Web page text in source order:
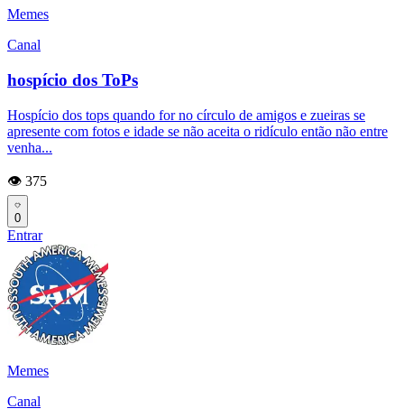
Memes
Canal
hospício dos ToPs
Hospício dos tops quando for no círculo de amigos e zueiras se
apresente com fotos e idade se não aceita o ridículo então não entre
venha...
👁️ 375
0
Entrar
Memes
Canal